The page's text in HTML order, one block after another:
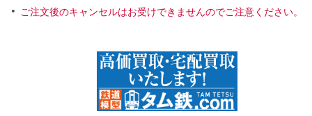
ご注文後のキャンセルはお受けできませんのでご注意ください。